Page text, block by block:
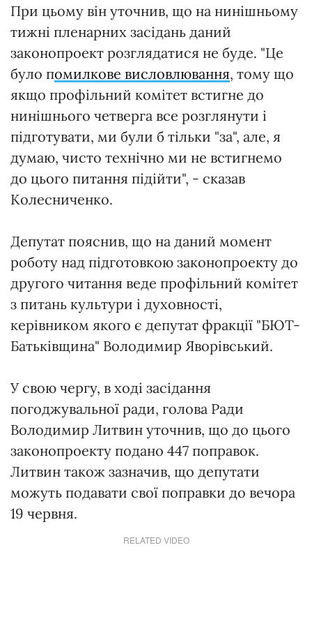
При цьому він уточнив, що на нинішньому
тижні пленарних засідань даний
законопроект розглядатися не буде. "Це
було помилкове висловлювання, тому що
якщо профільний комітет встигне до
нинішнього четверга все розглянути і
підготувати, ми були б тільки "за", але, я
думаю, чисто технічно ми не встигнемо
до цього питання підійти", - сказав
Колесниченко.
Депутат пояснив, що на даний момент
роботу над підготовкою законопроекту до
другого читання веде профільний комітет
з питань культури і духовності,
керівником якого є депутат фракції "БЮТ-
Батьківщина" Володимир Яворівський.
У свою чергу, в ході засідання
погоджувальної ради, голова Ради
Володимир Литвин уточнив, що до цього
законопроекту подано 447 поправок.
Литвин також зазначив, що депутати
можуть подавати свої поправки до вечора
19 червня.
RELATED VIDEO